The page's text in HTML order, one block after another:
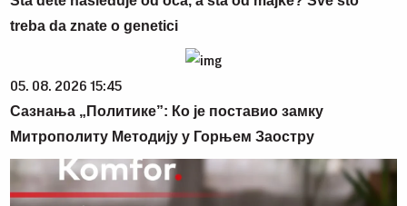
treba da znate o genetici
05. 08. 2026 15:45
Сазнања „Политике”: Ко је поставио замку
Митрополиту Методију у Горњем Заостру